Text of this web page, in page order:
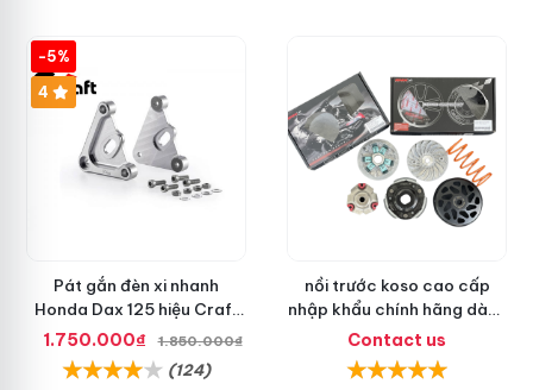
-5%
4
Pát gắn đèn xi nhanh
Honda Dax 125 hiệu Craft
nhập khẩu Thái Lan
1.750.000₫ 1.850.000₫
(124)
nồi trước koso cao cấp
nhập khẩu chính hãng dành
cho lead 125
Contact us